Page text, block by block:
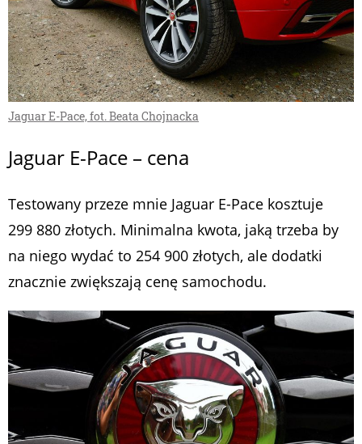
Jaguar E-Pace, fot. Beata Chojnacka
Jaguar E-Pace – cena
Testowany przeze mnie Jaguar E-Pace kosztuje
299 880 złotych. Minimalna kwota, jaką trzeba by
na niego wydać to 254 900 złotych, ale dodatki
znacznie zwiększają cenę samochodu.